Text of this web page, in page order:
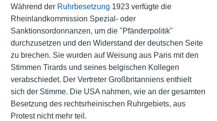
Während der Ruhrbesetzung 1923 verfügte die
Rheinlandkommission Spezial- oder
Sanktionsordonnanzen, um die "Pfänderpolitik"
durchzusetzen und den Widerstand der deutschen Seite
zu brechen. Sie wurden auf Weisung aus Paris mit den
Stimmen Tirards und seines belgischen Kollegen
verabschiedet. Der Vertreter Großbritanniens enthielt
sich der Stimme. Die USA nahmen, wie an der gesamten
Besetzung des rechtsrheinischen Ruhrgebiets, aus
Protest nicht mehr teil.